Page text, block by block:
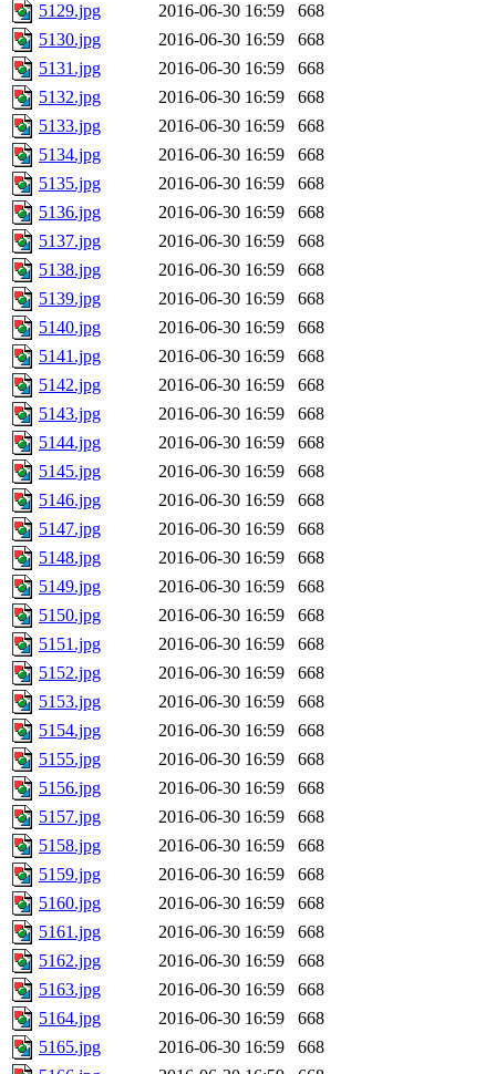
5129.jpg
2016-06-30 16:59
668
5130.jpg
2016-06-30 16:59
668
5131.jpg
2016-06-30 16:59
668
5132.jpg
2016-06-30 16:59
668
5133.jpg
2016-06-30 16:59
668
5134.jpg
2016-06-30 16:59
668
5135.jpg
2016-06-30 16:59
668
5136.jpg
2016-06-30 16:59
668
5137.jpg
2016-06-30 16:59
668
5138.jpg
2016-06-30 16:59
668
5139.jpg
2016-06-30 16:59
668
5140.jpg
2016-06-30 16:59
668
5141.jpg
2016-06-30 16:59
668
5142.jpg
2016-06-30 16:59
668
5143.jpg
2016-06-30 16:59
668
5144.jpg
2016-06-30 16:59
668
5145.jpg
2016-06-30 16:59
668
5146.jpg
2016-06-30 16:59
668
5147.jpg
2016-06-30 16:59
668
5148.jpg
2016-06-30 16:59
668
5149.jpg
2016-06-30 16:59
668
5150.jpg
2016-06-30 16:59
668
5151.jpg
2016-06-30 16:59
668
5152.jpg
2016-06-30 16:59
668
5153.jpg
2016-06-30 16:59
668
5154.jpg
2016-06-30 16:59
668
5155.jpg
2016-06-30 16:59
668
5156.jpg
2016-06-30 16:59
668
5157.jpg
2016-06-30 16:59
668
5158.jpg
2016-06-30 16:59
668
5159.jpg
2016-06-30 16:59
668
5160.jpg
2016-06-30 16:59
668
5161.jpg
2016-06-30 16:59
668
5162.jpg
2016-06-30 16:59
668
5163.jpg
2016-06-30 16:59
668
5164.jpg
2016-06-30 16:59
668
5165.jpg
2016-06-30 16:59
668